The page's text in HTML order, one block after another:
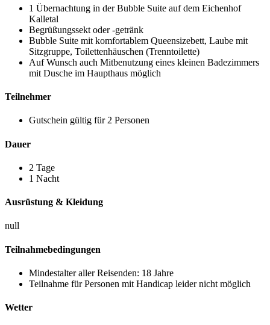
1 Übernachtung in der Bubble Suite auf dem Eichenhof
Kalletal
Begrüßungssekt oder -getränk
Bubble Suite mit komfortablem Queensizebett, Laube mit
Sitzgruppe, Toilettenhäuschen (Trenntoilette)
Auf Wunsch auch Mitbenutzung eines kleinen Badezimmers
mit Dusche im Haupthaus möglich
Teilnehmer
Gutschein gültig für 2 Personen
Dauer
2 Tage
1 Nacht
Ausrüstung & Kleidung
null
Teilnahmebedingungen
Mindestalter aller Reisenden: 18 Jahre
Teilnahme für Personen mit Handicap leider nicht möglich
Wetter